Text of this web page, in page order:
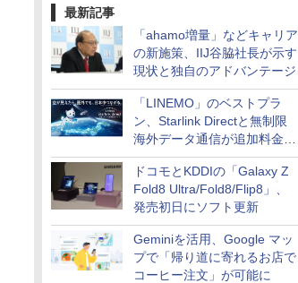
最新記事
「ahamo増量」などキャリア
の新施策、IIJ谷脇社長が示す
現状と独自のアドバンテージ
「LINEMO」のベストプラ
ン、Starlink Directと無制限
海外データ通信が追加料金な
しに
ドコモとKDDIの「Galaxy Z
Fold8 Ultra/Fold8/Flip8」、
発売初日にソフト更新
Geminiを活用、Google マッ
プで「帰り道に寄れるお店で
コーヒー注文」が可能に